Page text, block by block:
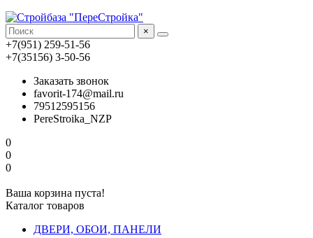
×
+7(951) 259-51-56
+7(35156) 3-50-56
Заказать звонок
favorit-174@mail.ru
79512595156
PereStroika_NZP
0
0
0
Ваша корзина пуста!
Каталог товаров
ДВЕРИ, ОБОИ, ПАНЕЛИ